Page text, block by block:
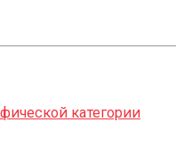
категории